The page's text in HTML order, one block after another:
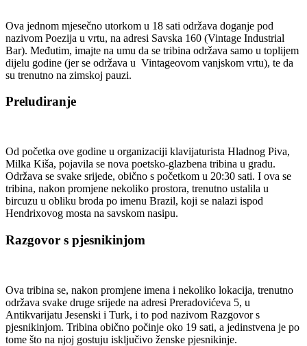
Ova jednom mjesečno utorkom u 18 sati održava doganje pod
nazivom Poezija u vrtu, na adresi Savska 160 (Vintage Industrial
Bar). Međutim, imajte na umu da se tribina održava samo u toplijem
dijelu godine (jer se održava u Vintageovom vanjskom vrtu), te da
su trenutno na zimskoj pauzi.
Preludiranje
Od početka ove godine u organizaciji klavijaturista Hladnog Piva,
Milka Kiša, pojavila se nova poetsko-glazbena tribina u gradu.
Održava se svake srijede, obično s početkom u 20:30 sati. I ova se
tribina, nakon promjene nekoliko prostora, trenutno ustalila u
bircuzu u obliku broda po imenu Brazil, koji se nalazi ispod
Hendrixovog mosta na savskom nasipu.
Razgovor s pjesnikinjom
Ova tribina se, nakon promjene imena i nekoliko lokacija, trenutno
održava svake druge srijede na adresi Preradovićeva 5, u
Antikvarijatu Jesenski i Turk, i to pod nazivom Razgovor s
pjesnikinjom. Tribina obično počinje oko 19 sati, a jedinstvena je po
tome što na njoj gostuju isključivo ženske pjesnikinje.